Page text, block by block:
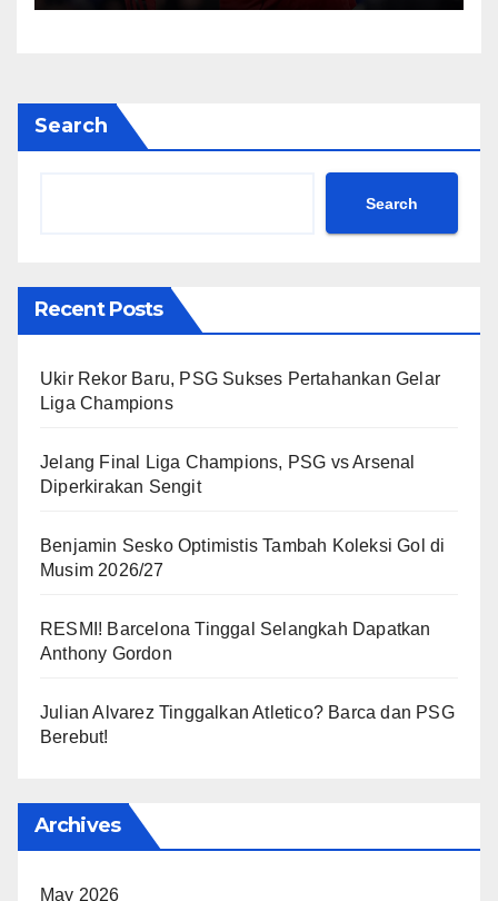
Search
Search
Recent Posts
Ukir Rekor Baru, PSG Sukses Pertahankan Gelar
Liga Champions
Jelang Final Liga Champions, PSG vs Arsenal
Diperkirakan Sengit
Benjamin Sesko Optimistis Tambah Koleksi Gol di
Musim 2026/27
RESMI! Barcelona Tinggal Selangkah Dapatkan
Anthony Gordon
Julian Alvarez Tinggalkan Atletico? Barca dan PSG
Berebut!
Archives
May 2026